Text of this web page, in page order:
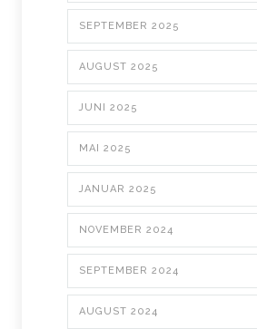
SEPTEMBER 2025
AUGUST 2025
JUNI 2025
MAI 2025
JANUAR 2025
NOVEMBER 2024
SEPTEMBER 2024
AUGUST 2024